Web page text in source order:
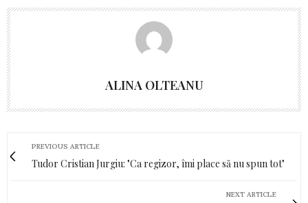
ALINA OLTEANU
PREVIOUS ARTICLE
Tudor Cristian Jurgiu: "Ca regizor, îmi place să nu spun tot"
NEXT ARTICLE